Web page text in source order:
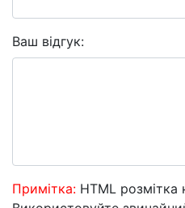
Ваш відгук:
Примітка: HTML розмітка